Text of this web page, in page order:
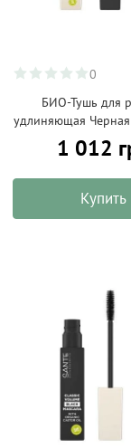
0
БИО-Тушь для
удлиняющая
1 012
Купить